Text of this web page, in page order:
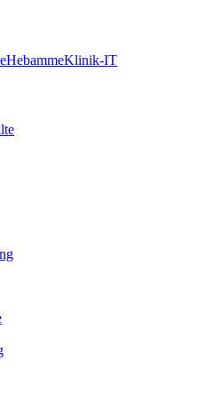
HebammeKlinik-IT